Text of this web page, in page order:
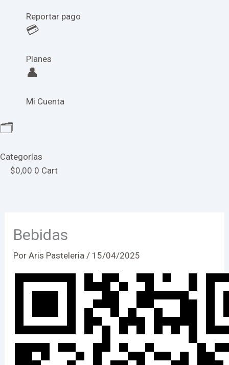
Reportar pago
💳
Planes
👤
Mi Cuenta
🗂️
Categorías
$0,00 0 Cart
Bebidas
PorAris Pasteleria / 15/04/2025